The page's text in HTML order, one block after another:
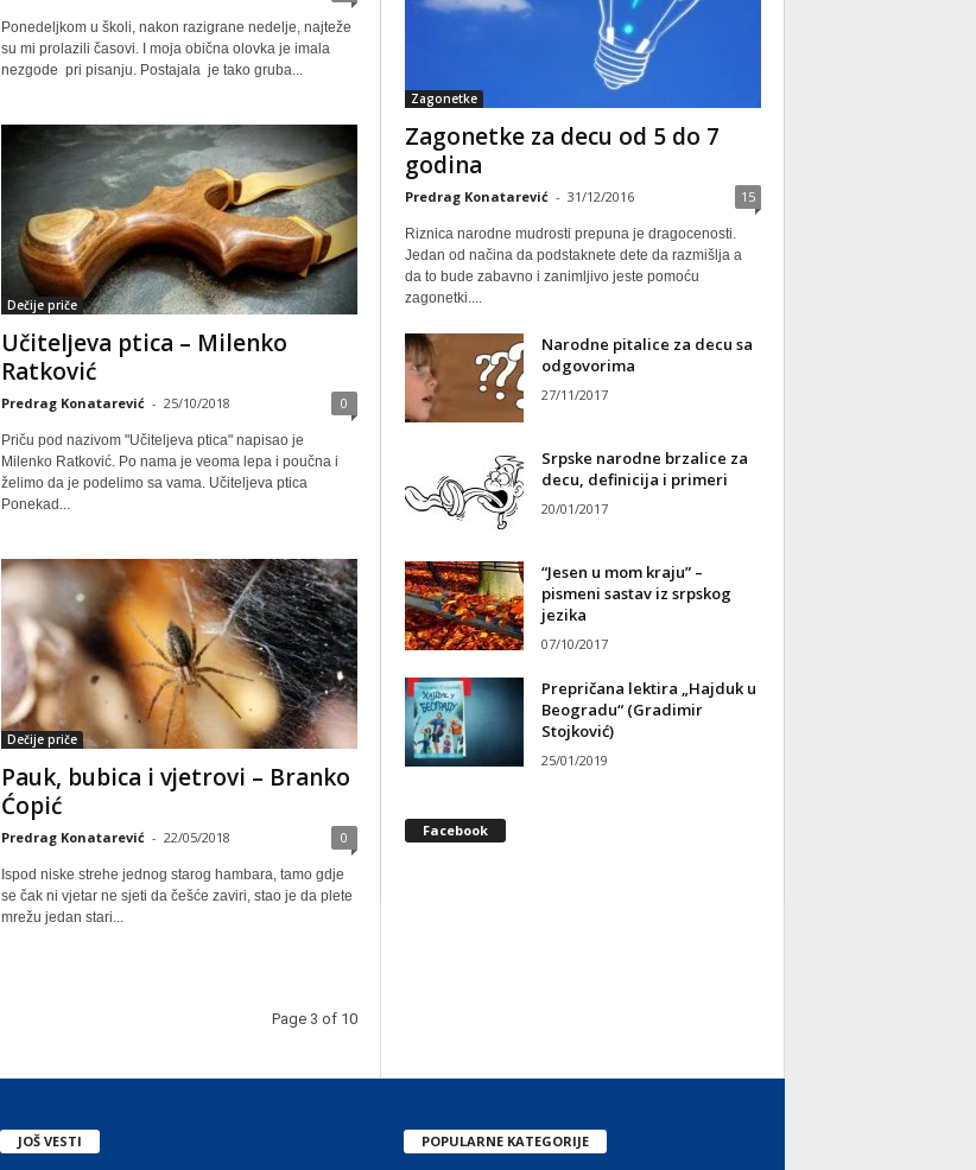
Ponedeljkom u školi, nakon razigrane nedelje, najteže
su mi prolazili časovi. I moja obična olovka je imala
nezgode pri pisanju. Postajala je tako gruba...
Dečije priče
Učitelјeva ptica – Milenko
Ratković
Predrag Konatarević - 25/10/2018 0
Priču pod nazivom "Učiteljeva ptica" napisao je
Milenko Ratković. Po nama je veoma lepa i poučna i
želimo da je podelimo sa vama. Učitelјeva ptica
Ponekad...
Dečije priče
Pauk, bubica i vjetrovi – Branko
Ćopić
Predrag Konatarević - 22/05/2018 0
Ispod niske strehe jednog starog hambara, tamo gdje
se čak ni vjetar ne sjeti da češće zaviri, stao je da plete
mrežu jedan stari...
Page 3 of 10
Zagonetke
Zagonetke za decu od 5 do 7
godina
Predrag Konatarević - 31/12/2016 15
Riznica narodne mudrosti prepuna je dragocenosti.
Jedan od načina da podstaknete dete da razmišlja a
da to bude zabavno i zanimljivo jeste pomoću
zagonetki....
Narodne pitalice za decu sa
odgovorima
27/11/2017
Srpske narodne brzalice za
decu, definicija i primeri
20/01/2017
“Jesen u mom kraju” –
pismeni sastav iz srpskog
jezika
07/10/2017
Prepričana lektira „Hajduk u
Beogradu“ (Gradimir
Stojković)
25/01/2019
Facebook
JOŠ VESTI POPULARNE KATEGORIJE